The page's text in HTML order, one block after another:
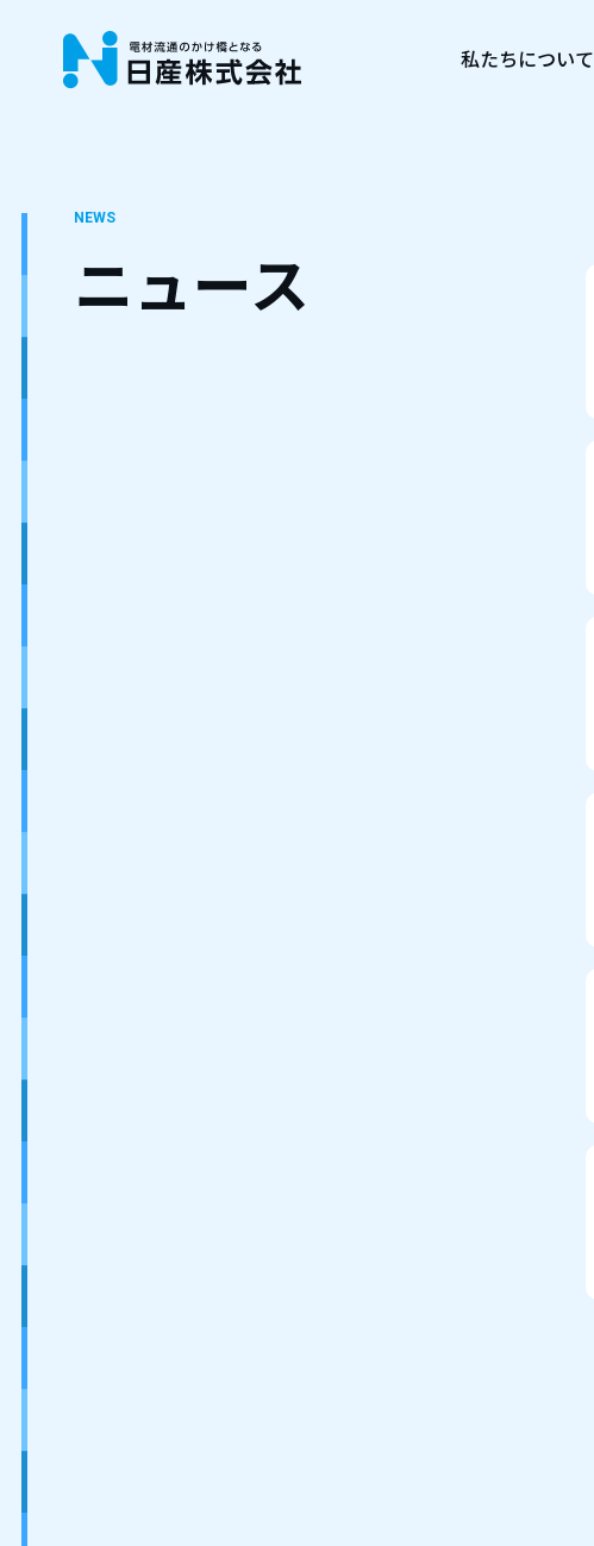
私たちについて
NEWS
ニュース